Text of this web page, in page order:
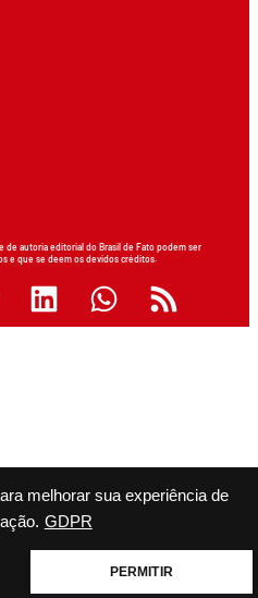
melhorar sua experiência de
GDPR
PERMITIR
de autoria editorial do Brasil de Fato podem ser
e que se deem os devidos créditos.